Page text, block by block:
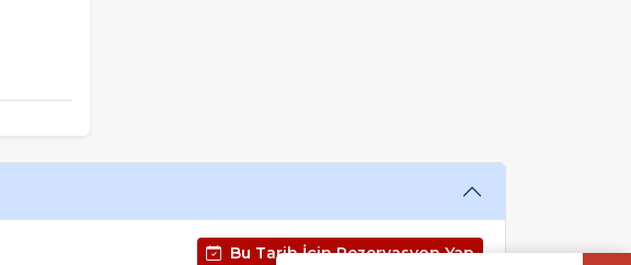
Bu Tarih İçin Rezervasyon Yap